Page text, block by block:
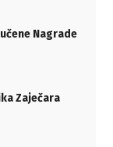
Nagrade
Zaječara